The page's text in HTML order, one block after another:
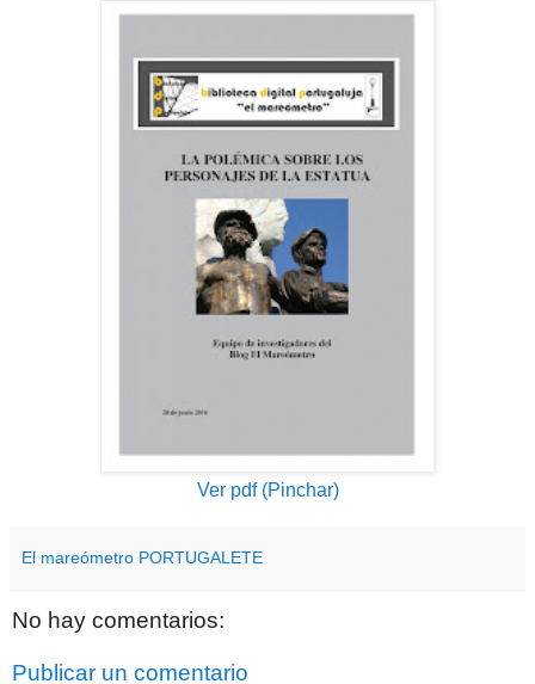
Ver pdf (Pinchar)
El mareómetro PORTUGALETE
No hay comentarios:
Publicar un comentario